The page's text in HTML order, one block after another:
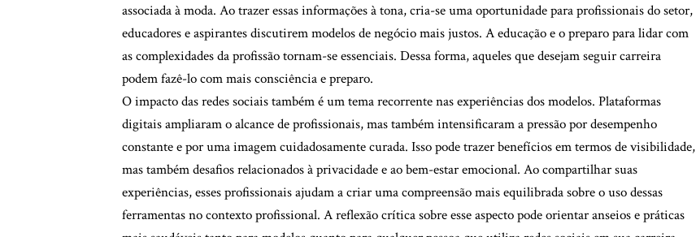
associada à moda. Ao trazer essas informações à tona, cria-se uma oportunidade para profissionais do setor,
educadores e aspirantes discutirem modelos de negócio mais justos. A educação e o preparo para lidar com
as complexidades da profissão tornam-se essenciais. Dessa forma, aqueles que desejam seguir carreira
podem fazê-lo com mais consciência e preparo.
O impacto das redes sociais também é um tema recorrente nas experiências dos modelos. Plataformas
digitais ampliaram o alcance de profissionais, mas também intensificaram a pressão por desempenho
constante e por uma imagem cuidadosamente curada. Isso pode trazer benefícios em termos de visibilidade,
mas também desafios relacionados à privacidade e ao bem-estar emocional. Ao compartilhar suas
experiências, esses profissionais ajudam a criar uma compreensão mais equilibrada sobre o uso dessas
ferramentas no contexto profissional. A reflexão crítica sobre esse aspecto pode orientar anseios e práticas